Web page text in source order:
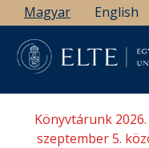
Ugrás
a
tartalomra
Magyar English
Könyvtárunk
szeptember 5.